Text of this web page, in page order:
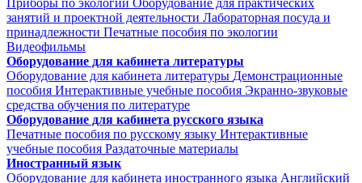
Приборы по экологии Оборудование для практических
занятий и проектной деятельности Лабораторная посуда и
принадлежности Печатные пособия по экологии
Видеофильмы
Оборудование для кабинета литературы
Оборудование для кабинета литературы Демонстрационные
пособия Интерактивные учебные пособия Экранно-звуковые
средства обучения по литературе
Оборудование для кабинета русского языка
Печатные пособия по русскому языку Интерактивные
учебные пособия Раздаточные материалы
Иностранный язык
Оборудование для кабинета иностранного языка Английский